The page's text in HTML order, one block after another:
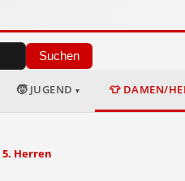
Suchen
🧒 JUGEND 👕 DAMEN/
5. Herren